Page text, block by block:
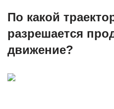
По какой
разрешается
движение?